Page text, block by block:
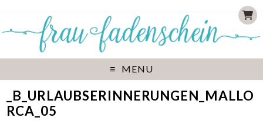
MENU
_B_URLAUBSERINNERUNGEN_MALLO
RCA_05